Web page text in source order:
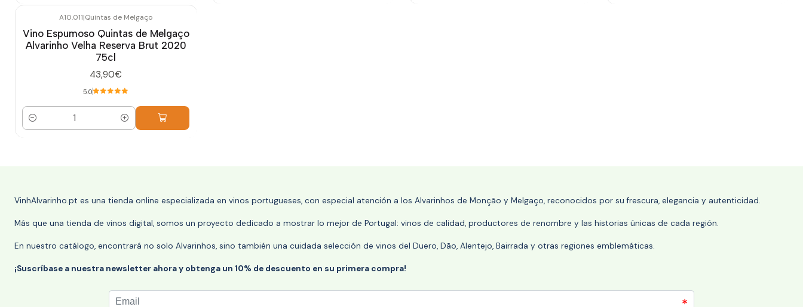
A10.011|Quintas de Melgaço
Vino Espumoso Quintas de Melgaço
Alvarinho Velha Reserva Brut 2020
75cl
43,90€
5.0
Cantidad
VinhAlvarinho.pt es una tienda online especializada en vinos portugueses, con especial atención a los Alvarinhos de Monção y Melgaço, reconocidos por su frescura, elegancia y autenticidad.
Más que una tienda de vinos digital, somos un proyecto dedicado a mostrar lo mejor de Portugal: vinos de calidad, productores de renombre y las historias únicas de cada región.
En nuestro catálogo, encontrará no solo Alvarinhos, sino también una cuidada selección de vinos del Duero, Dão, Alentejo, Bairrada y otras regiones emblemáticas.
¡Suscríbase a nuestra newsletter ahora y obtenga un 10% de descuento en su primera compra!